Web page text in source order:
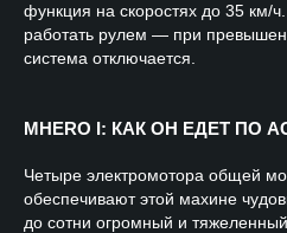
функция на скоростях до 35 км/
работать рулем — при
система отключается.
MHERO I: КАК ОН ЕДЕТ ПО
Четыре электромотора общей
обеспечивают этой махине
до сотни огромный и